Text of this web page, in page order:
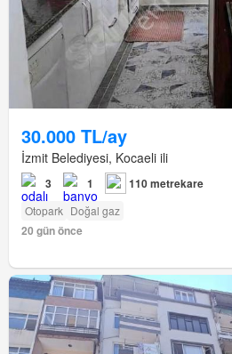
30.000 TL/ay
İzmit Belediyesi, Kocaeli ili
3 1 110 metrekare
Otopark Doğal gaz
20 gün önce